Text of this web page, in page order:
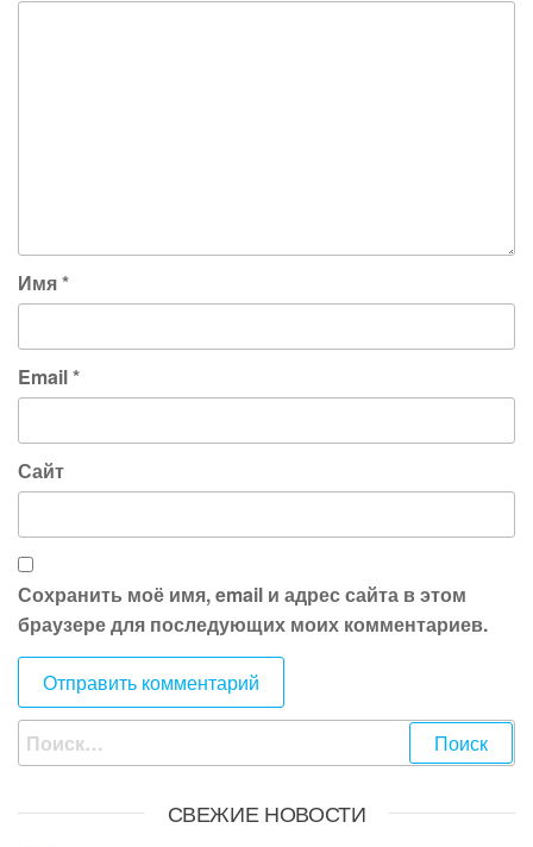
Имя*
Email*
Сайт
Сохранить моё имя, email и адрес сайта в этом
браузере для последующих моих комментариев.
СВЕЖИЕ НОВОСТИ